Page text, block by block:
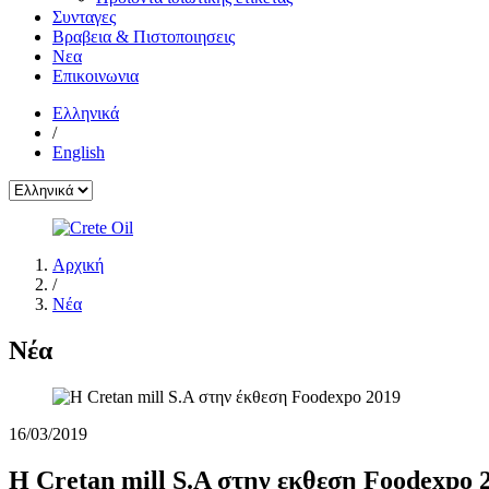
Συνταγες
Βραβεια & Πιστοποιησεις
Νεα
Επικοινωνια
Ελληνικά
/
English
Αρχική
/
Νέα
Νέα
16/03/2019
Η Cretan mill S.A στην εκθεση Foodexpo